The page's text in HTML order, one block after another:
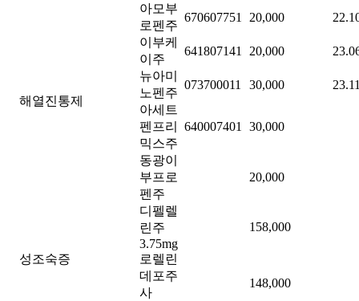
해열진통제
아모부
로펜주
670607751 20,000
이부케
이주
641807141 20,000
뉴아미
노펜주
073700011 30,000
아세트
펜프리
믹스주
640007401 30,000
동광이
부프로
펜주
20,000
성조숙증
디펠렐
린주
3.75mg
158,000
로렐린
데포주
사
148,000